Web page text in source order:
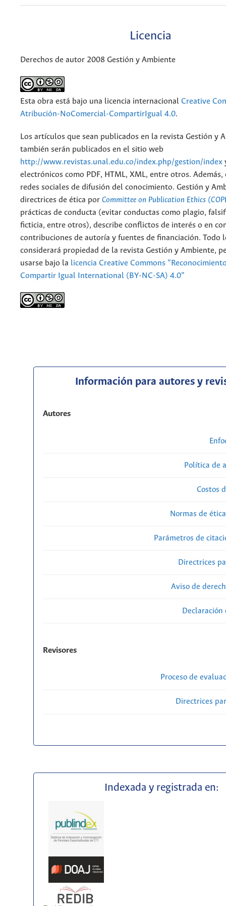
Licencia
Derechos de autor 2008 Gestión y Ambiente
Esta obra está bajo una licencia internacional Creative
Atribución-NoComercial-CompartirIgual 4.0.
Los artículos que sean publicados en la revista Gestión y
también serán publicados en el sitio web
http://www.revistas.unal.edu.co/index.php/gestion/index
electrónicos como PDF, HTML, XML, entre otros.
redes sociales de difusión del conocimiento. Gestión y
directrices de ética por Committee on Publication Ethics
prácticas de conducta (evitar conductas como plagio,
ficticia, entre otros), describe conflictos de interés o en
contribuciones de autoría y fuentes de financiación. Todo
considerará propiedad de la revista Gestión y Ambiente,
usarse bajo la licencia Creative Commons
Compartir Igual International (BY-NC-SA) 4.0”
Información para autores y
Autores
Política de
Costos
Normas de
Parámetros de
Directrices
Aviso de
Revisores
Proceso de
Directrices
Indexada y registrada en: